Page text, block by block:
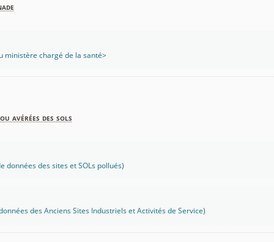
ministère chargé de la santé>
avérées des sols
données des sites et SOLs pollués)
des Anciens Sites Industriels et Activités de Service)